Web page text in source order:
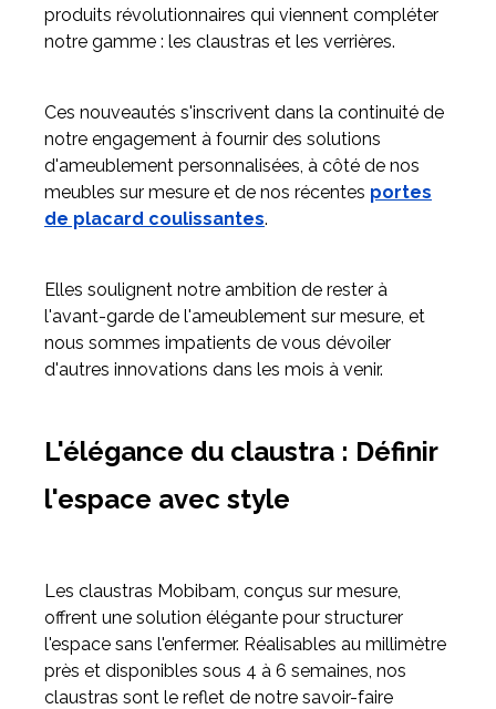
Inspirez-vous du catalogue
Personnalisez nos modèles pour créer le meuble qui vous
produits révolutionnaires qui viennent compléter
notre gamme : les claustras et les verrières.
Ces nouveautés s'inscrivent dans la continuité de
notre engagement à fournir des solutions
d'ameublement personnalisées, à côté de nos
meubles sur mesure et de nos récentes portes
de placard coulissantes.
Elles soulignent notre ambition de rester à
l'avant-garde de l'ameublement sur mesure, et
nous sommes impatients de vous dévoiler
d'autres innovations dans les mois à venir.
L'élégance du claustra : Définir
l'espace avec style
Les claustras Mobibam, conçus sur mesure,
offrent une solution élégante pour structurer
l'espace sans l'enfermer. Réalisables au millimètre
près et disponibles sous 4 à 6 semaines, nos
claustras sont le reflet de notre savoir-faire